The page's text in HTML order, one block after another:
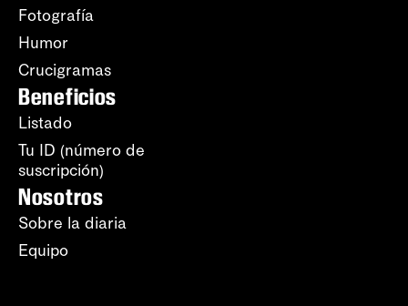
Fotografía
Humor
Crucigramas
Beneficios
Listado
Tu ID (número de
suscripción)
Nosotros
Sobre la diaria
Equipo